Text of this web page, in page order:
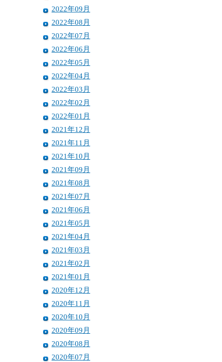
2022年09月
2022年08月
2022年07月
2022年06月
2022年05月
2022年04月
2022年03月
2022年02月
2022年01月
2021年12月
2021年11月
2021年10月
2021年09月
2021年08月
2021年07月
2021年06月
2021年05月
2021年04月
2021年03月
2021年02月
2021年01月
2020年12月
2020年11月
2020年10月
2020年09月
2020年08月
2020年07月